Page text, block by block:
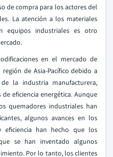
de compra para los actores del
La atención a los materiales
equipos industriales es otro
en el mercado de
de Asia-Pacífico debido a
la industria manufacturera,
eficiencia energética. Aunque
quemadores industriales han
algunos avances en los
eficiencia han hecho que los
se han inventado algunos
Por lo tanto, los clientes